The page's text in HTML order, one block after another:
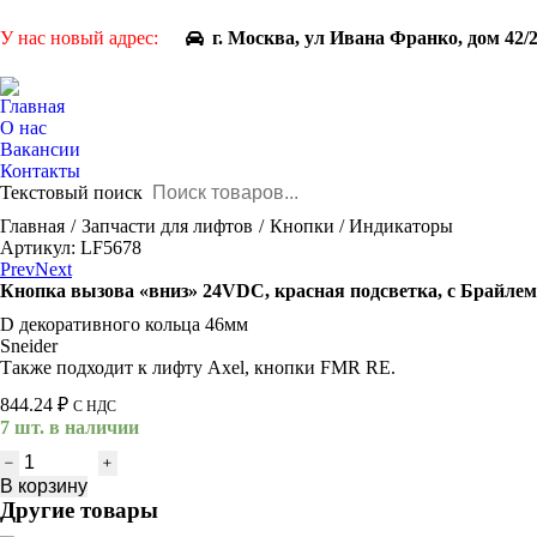
У нас новый адрес: г. Москва, ул Ивана Франко, дом 42/2
Главная
О нас
Вакансии
Контакты
Текстовый поиск
You are here:
Главная Запчасти для лифтов
Кнопки / Индикаторы
Артикул: LF5678
PrevNext
Кнопка вызова «вниз» 24VDC, красная подсветка, с
D декоративного кольца 46мм
Sneider
Также подходит к лифту Axel, кнопки FMR RE.
844.24 ₽ С НДС
7 шт. в наличии
Количество
товара
Кнопка
вызова
В корзину
Другие товары